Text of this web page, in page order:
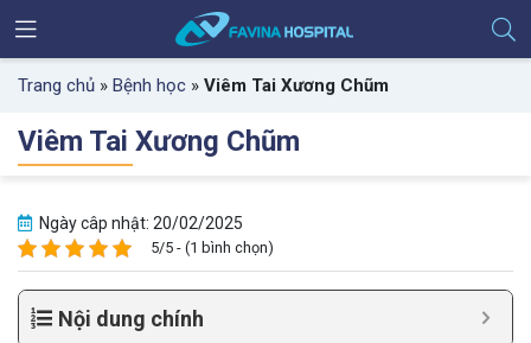
Trang chủ » Bệnh học » Viêm Tai Xương Chũm
Viêm Tai Xương Chũm
Ngày câp nhật: 20/02/2025
5/5 - (1 bình chọn)
Nội dung chính